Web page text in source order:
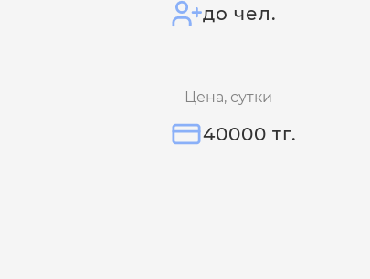
до чел.
Цена, сутки
40000 тг.